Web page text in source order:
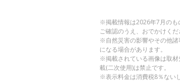
※掲載情報は2026年7月のも
ご確認のうえ、おでかけくだ
※自然災害の影響やその他
になる場合があります。
※掲載されている画像は取
載(二次使用)は禁止です。
※表示料金は消費税8％ない